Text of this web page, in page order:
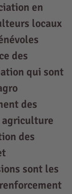
en
locaux
des
qui sont
des
agriculture
des
sont les